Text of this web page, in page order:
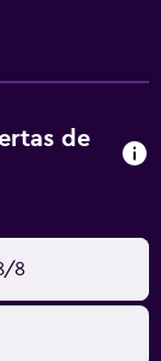
gratis. Se
de
(es
de
8